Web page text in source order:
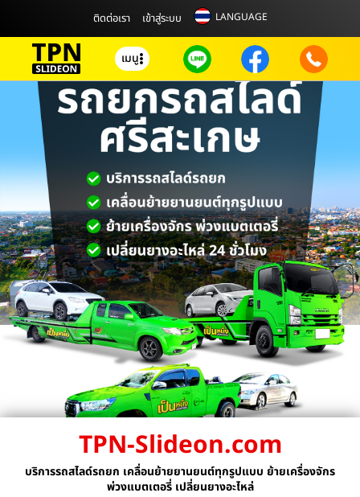
ติดต่อเรา เข้าสู่ระบบ LANGUAGE
เมนู
TPN-Slideon.com
บริการรถสไลด์รถยก เคลื่อนย้ายยานยนต์ทุกรูปแบบ ย้ายเครื่องจักร
พ่วงแบตเตอรี่ เปลี่ยนยางอะไหล่